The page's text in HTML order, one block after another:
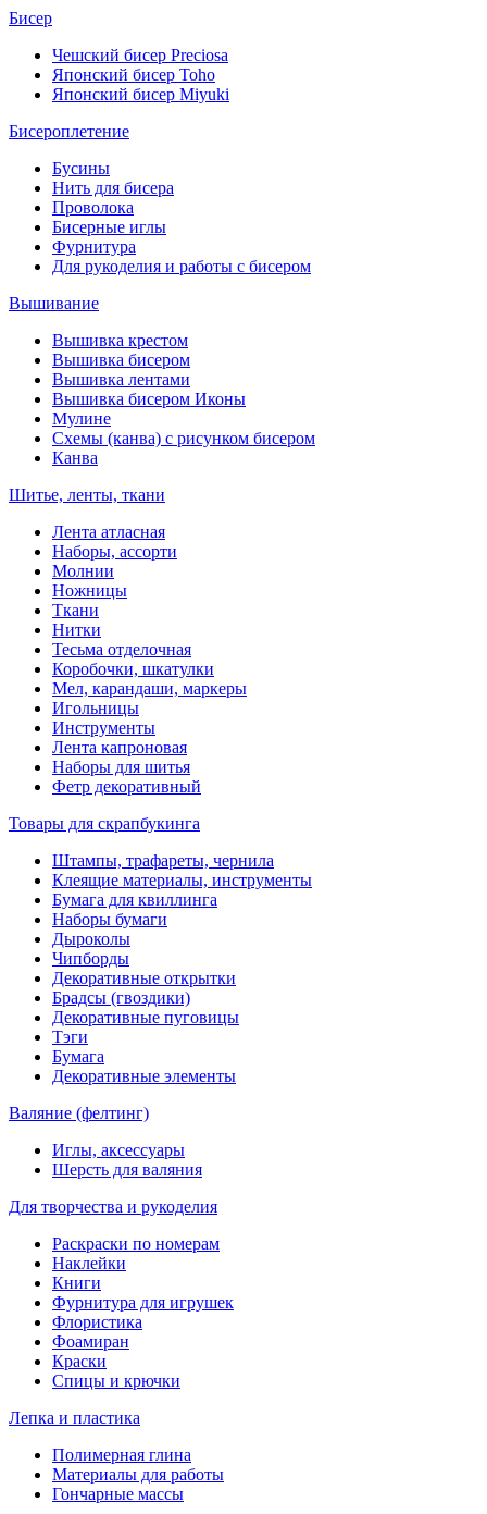
Бисер
Чешский бисер Preciosa
Японский бисер Toho
Японский бисер Miyuki
Бисероплетение
Бусины
Нить для бисера
Проволока
Бисерные иглы
Фурнитура
Для рукоделия и работы с бисером
Вышивание
Вышивка крестом
Вышивка бисером
Вышивка лентами
Вышивка бисером Иконы
Мулине
Схемы (канва) с рисунком бисером
Канва
Шитье, ленты, ткани
Лента атласная
Наборы, ассорти
Молнии
Ножницы
Ткани
Нитки
Тесьма отделочная
Коробочки, шкатулки
Мел, карандаши, маркеры
Игольницы
Инструменты
Лента капроновая
Наборы для шитья
Фетр декоративный
Товары для скрапбукинга
Штампы, трафареты, чернила
Клеящие материалы, инструменты
Бумага для квиллинга
Наборы бумаги
Дыроколы
Чипборды
Декоративные открытки
Брадсы (гвоздики)
Декоративные пуговицы
Тэги
Бумага
Декоративные элементы
Валяние (фелтинг)
Иглы, аксессуары
Шерсть для валяния
Для творчества и рукоделия
Раскраски по номерам
Наклейки
Книги
Фурнитура для игрушек
Флористика
Фоамиран
Краски
Спицы и крючки
Лепка и пластика
Полимерная глина
Материалы для работы
Гончарные массы